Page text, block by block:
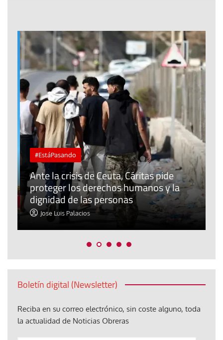
#EstáPasando
Ante la crisis de Ceuta, Cáritas pide
proteger los derechos humanos y la
dignidad de las personas
Jose Luis Palacios
Boletín digital (Newsletter)
Reciba en su correo electrónico, sin coste alguno, toda
la actualidad de Noticias Obreras